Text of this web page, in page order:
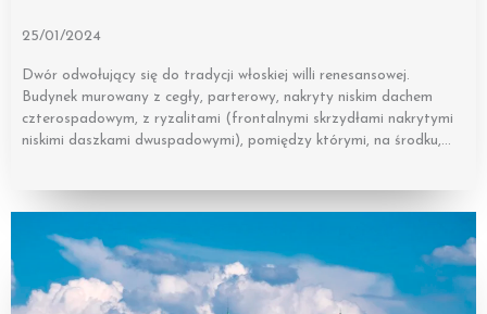
25/01/2024
Dwór odwołujący się do tradycji włoskiej willi renesansowej.
Budynek murowany z cegły, parterowy, nakryty niskim dachem
czterospadowym, z ryzalitami (frontalnymi skrzydłami nakrytymi
niskimi daszkami dwuspadowymi), pomiędzy którymi, na środku,…